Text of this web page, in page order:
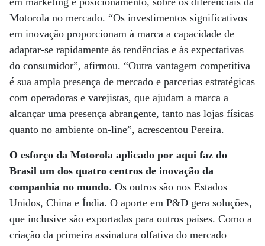
Motorola no mercado. “Os investimentos significativos
em inovação proporcionam à marca a capacidade de
adaptar-se rapidamente às tendências e às expectativas
do consumidor”, afirmou. “Outra vantagem competitiva
é sua ampla presença de mercado e parcerias estratégicas
com operadoras e varejistas, que ajudam a marca a
alcançar uma presença abrangente, tanto nas lojas físicas
quanto no ambiente on-line”, acrescentou Pereira.
O esforço da Motorola aplicado por aqui faz do
Brasil um dos quatro centros de inovação da
companhia no mundo. Os outros são nos Estados
Unidos, China e Índia. O aporte em P&D gera soluções,
que inclusive são exportadas para outros países. Como a
criação da primeira assinatura olfativa do mercado